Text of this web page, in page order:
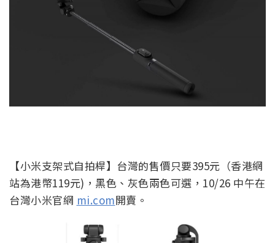
【小米支架式自拍桿】台灣的售價只要395元（香港網
站為港幣119元)，黑色、灰色兩色可選，10/26 中午在
台灣小米官網 mi.com開賣。